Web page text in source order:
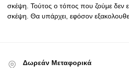
σκέψη. Τούτος ο τόπος που ζούμε δεν
σκέψη. Θα υπάρχει, εφόσον
Δωρεάν Μεταφορικά